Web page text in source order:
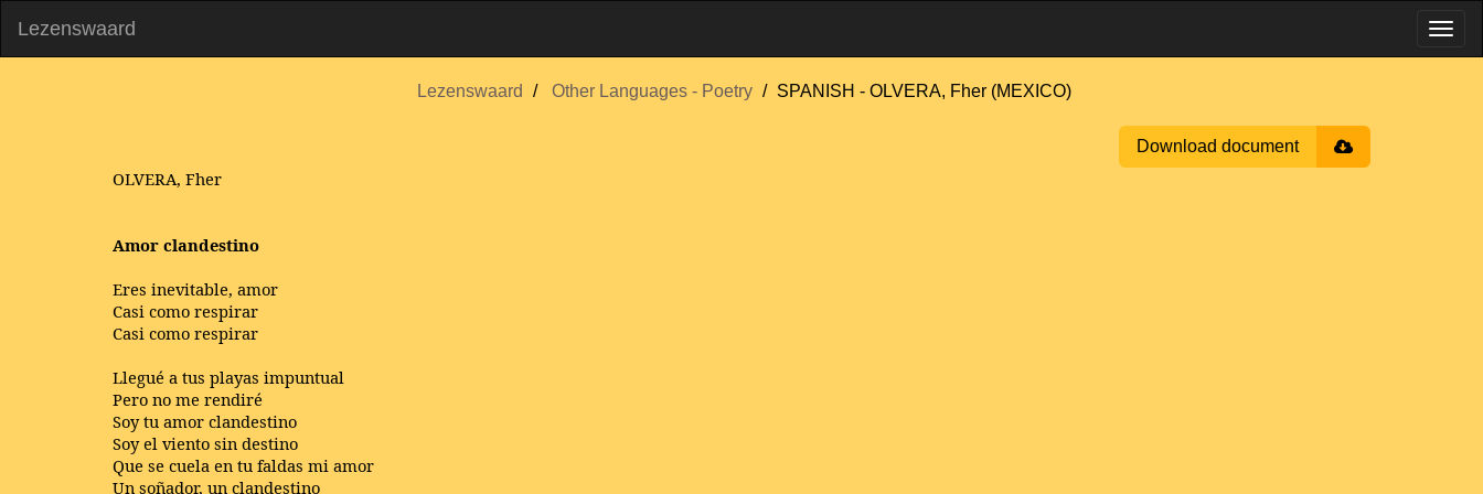
Lezenswaard
Lezenswaard Other Languages - Poetry SPANISH - OLVERA, Fher (MEXICO)
Download document
OLVERA, Fher
Amor clandestino
Eres inevitable, amor
Casi como respirar
Casi como respirar
Llegué a tus playas impuntual
Pero no me rendiré
Soy tu amor clandestino
Soy el viento sin destino
Que se cuela en tu faldas mi amor
Un soñador, un clandestino